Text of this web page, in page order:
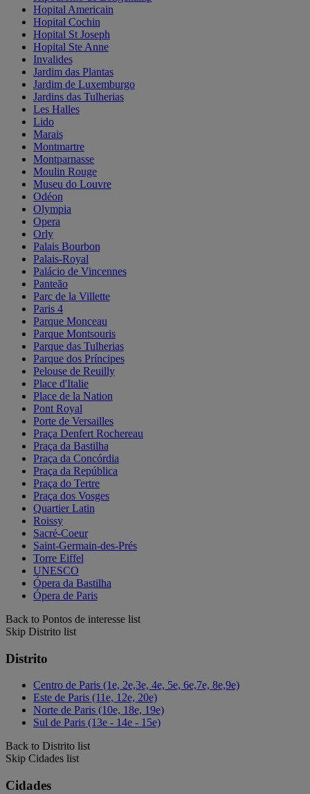
Hopital Americain
Hopital Cochin
Hopital St Joseph
Hopital Ste Anne
Invalides
Jardim das Plantas
Jardim de Luxemburgo
Jardins das Tulherias
Les Halles
Lido
Marais
Montmartre
Montparnasse
Moulin Rouge
Museu do Louvre
Odéon
Olympia
Opera
Orly
Palais Bourbon
Palais-Royal
Palácio de Vincennes
Panteão
Parc de la Villette
Paris 4
Parque Monceau
Parque Montsouris
Parque das Tulherias
Parque dos Príncipes
Pelouse de Reuilly
Place d'Italie
Place de la Nation
Pont Royal
Porte de Versailles
Praça Denfert Rochereau
Praça da Bastilha
Praça da Concórdia
Praça da República
Praça do Tertre
Praça dos Vosges
Quartier Latin
Roissy
Sacré-Coeur
Saint-Germain-des-Prés
Torre Eiffel
UNESCO
Ópera da Bastilha
Ópera de Paris
Back to Pontos de interesse list
Skip Distrito list
Distrito
Centro de Paris (1e, 2e,3e, 4e, 5e, 6e,7e, 8e,9e)
Este de Paris (11e, 12e, 20e)
Norte de Paris (10e, 18e, 19e)
Sul de Paris (13e - 14e - 15e)
Back to Distrito list
Skip Cidades list
Cidades